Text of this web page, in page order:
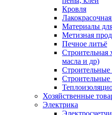
Кровля
Материалы
Метизная
Печное литьё
Строительная
масла и др)
Строительные
Строительные
Хозяйственные
Электрика